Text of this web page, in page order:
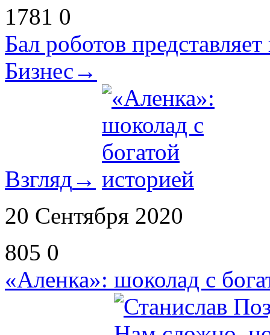
1781 0
Бал роботов
Бизнес →
Взгляд →
20 Сентября 2020
805 0
«Аленка»: шоколад с